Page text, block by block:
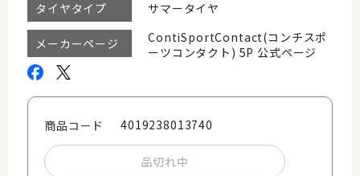
タイヤタイプ サマータイヤ
メーカーページ
ContiSportContact(コンチスポ
ーツコンタクト) 5P 公式ページ
商品コード 4019238013740
品切れ中